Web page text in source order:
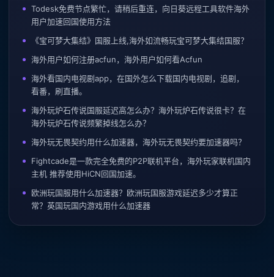
Todesk免费节点繁忙，请稍后重连，向日葵远程工具软件海外
用户加速回国使用方法
《宝可梦大集结》国服上线,海外如流畅玩宝可梦大集结国服？
海外用户如何注册acfun，海外用户如何看Acfun
海外看国内电视剧app，在国外怎么下载国内电视剧，追剧，
看番，刷直播。
海外玩炉石传说国服延迟高怎么办？海外玩炉石传说很卡？在
海外玩炉石传说频繁掉线怎么办？
海外玩无畏契约用什么加速器，海外玩无畏契约要加速器吗？
Fightcade是一款完全免费的P2P联机平台，海外玩家联机国内
主机 推荐使用HiCN回国加速。
欧洲玩国服用什么加速器？欧洲玩国服游戏延迟多少才算正
常？英国玩国内游戏用什么加速器